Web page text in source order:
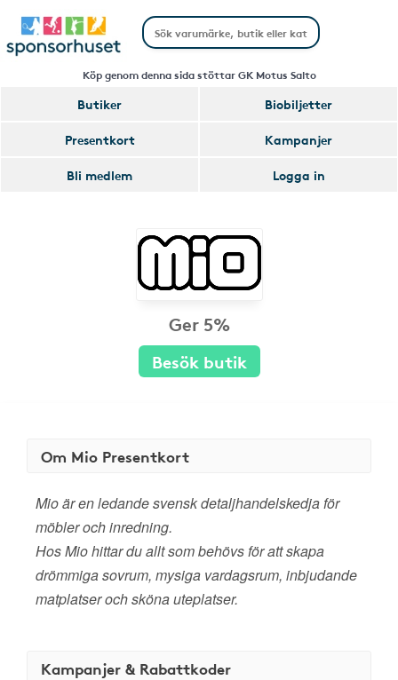
Köp genom denna sida stöttar GK Motus Salto
Butiker
Biobiljetter
Presentkort
Kampanjer
Bli medlem
Logga in
Ger 5%
Besök butik
Om Mio Presentkort
Mio är en ledande svensk detaljhandelskedja för
möbler och inredning.
Hos Mio hittar du allt som behövs för att skapa
drömmiga sovrum, mysiga vardagsrum, inbjudande
matplatser och sköna uteplatser.
Kampanjer & Rabattkoder